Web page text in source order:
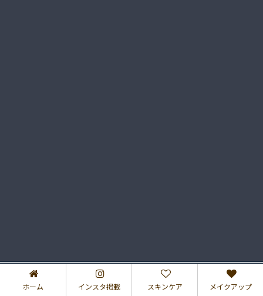
プライバシーポリシー
特定商取引法に基づく表記
2017–2026 さゆりのコスメブログ♡
ホーム インスタ掲載 スキンケア メイクアップ